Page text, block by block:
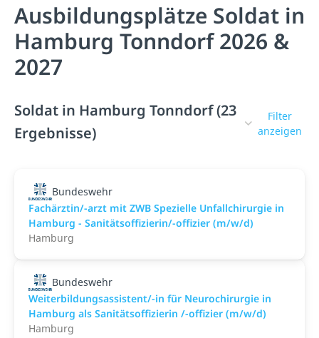
Ausbildungsplätze Soldat in
Hamburg Tonndorf 2026 &
2027
Soldat in Hamburg Tonndorf (23
Ergebnisse)
Filter
anzeigen
Bundeswehr
Fachärztin/-arzt mit ZWB Spezielle Unfallchirurgie in
Hamburg - Sanitätsoffizierin/-offizier (m/w/d)
Hamburg
Bundeswehr
Weiterbildungsassistent/-in für Neurochirurgie in
Hamburg als Sanitätsoffizierin /-offizier (m/w/d)
Hamburg